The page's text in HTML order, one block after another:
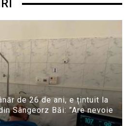
de 26 de ani, e țintuit la
Sângeorz Băi: ”Are nevoie